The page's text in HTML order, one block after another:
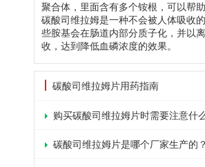
聚合体，里面含有多个铵根，可以帮
碳酸司维拉姆是一种不会被人体吸收
些胺基会在肠道内部分质子化，并以
收，达到降低血磷浓度的效果。
碳酸司维拉姆片用药指南
购买碳酸司维拉姆片时需要注意什
碳酸司维拉姆片是哪个厂家生产的？